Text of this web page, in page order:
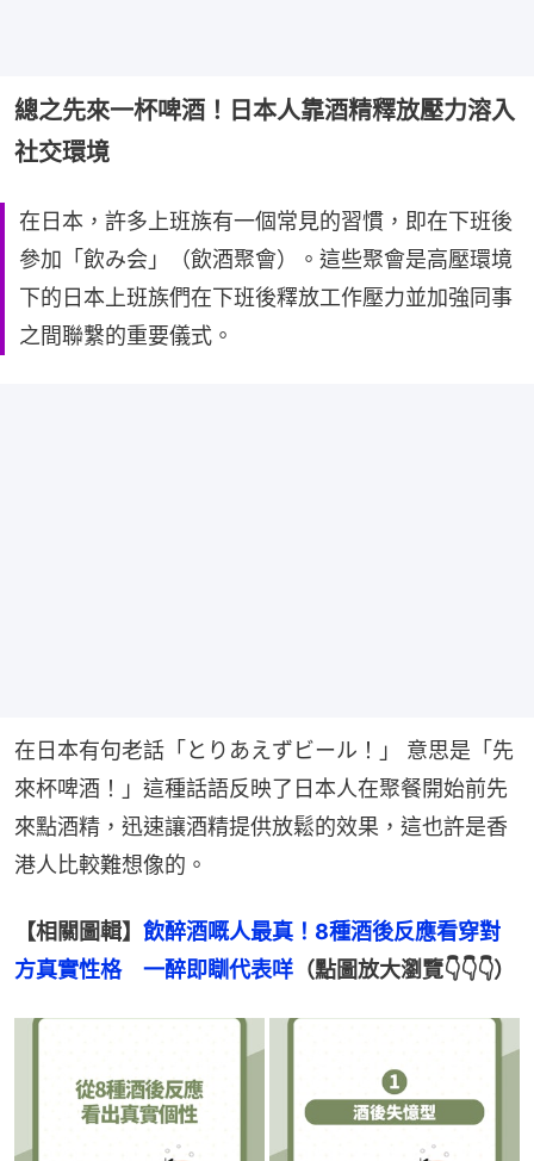
總之先來一杯啤酒！日本人靠酒精釋放壓力溶入
社交環境
在日本，許多上班族有一個常見的習慣，即在下班後
參加「飲み会」（飲酒聚會）。這些聚會是高壓環境
下的日本上班族們在下班後釋放工作壓力並加強同事
之間聯繫的重要儀式。
在日本有句老話「とりあえずビール！」 意思是「先
來杯啤酒！」這種話語反映了日本人在聚餐開始前先
來點酒精，迅速讓酒精提供放鬆的效果，這也許是香
港人比較難想像的。
【相關圖輯】 飲醉酒嘅人最真！8種酒後反應看穿對
方真實性格　一醉即瞓代表咩 （點圖放大瀏覽👇👇👇）